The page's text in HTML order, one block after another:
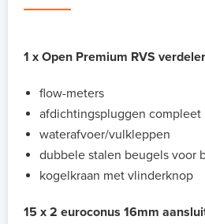
1 x Open Premium RVS
flow-meters
afdichtingspluggen compleet
waterafvoer/vulkleppen
dubbele stalen beugels voor
kogelkraan met vlinderknop
15 x 2 euroconus 16mm